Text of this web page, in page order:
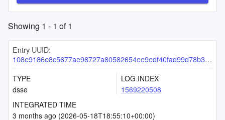
Showing 1 - 1 of1
Entry UUID:
108e9186e8c5677ae98727a80582654ee9edf40fad99d78b3306e44de03cd7988923c11287a909bd
TYPE
dsse
LOG INDEX
1569220508
INTEGRATED TIME
3 months ago (2026-05-18T18:55:10+00:00)